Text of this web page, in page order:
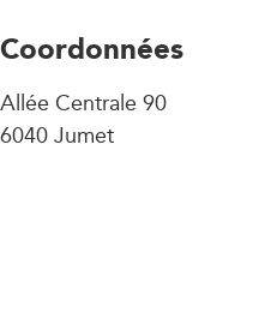
Coordonnées
Allée Centrale 90
6040 Jumet